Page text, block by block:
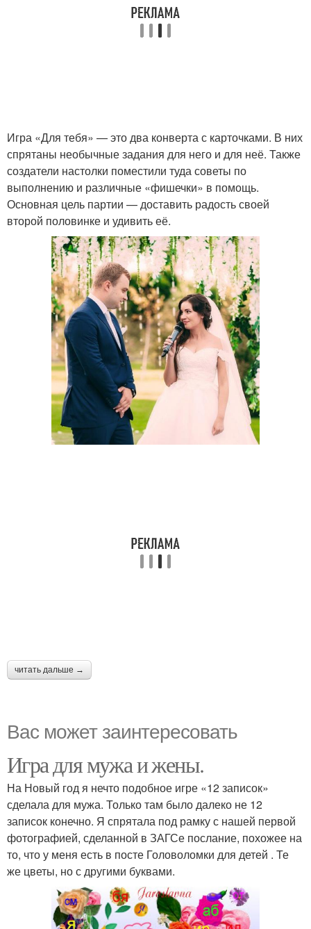
Игра «Для тебя» — это два конверта с карточками. В них
спрятаны необычные задания для него и для неё. Также
создатели настолки поместили туда советы по
выполнению и различные «фишечки» в помощь.
Основная цель партии — доставить радость своей
второй половинке и удивить её.
читать дальше →
Вас может заинтересовать
Игра для мужа и жены.
На Новый год я нечто подобное игре «12 записок»
сделала для мужа. Только там было далеко не 12
записок конечно. Я спрятала под рамку с нашей первой
фотографией, сделанной в ЗАГСе послание, похожее на
то, что у меня есть в посте Головоломки для детей . Те
же цветы, но с другими буквами.